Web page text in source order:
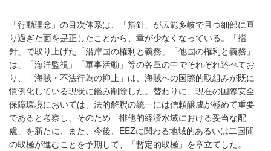
「行動理念」の目次体系は、「指針」が広範多岐で且つ細部に亘
り過ぎた面を是正したことから、章が少なくなっている。「指
針」で取り上げた「沿岸国の権利と義務」「他国の権利と義務」
は、「海洋監視」「軍事活動」等の各章の中でそれぞれ述べてお
り、「海賊・不法行為の抑止」は、海賊への国際的取組みが既に
慣例化している現状に鑑み削除した。替わりに、現在の国際安全
保障環境においては、法的解釈の統一には信頼醸成が極めて重要
であると考察し、そのため「排他的経済水域における妥当な配
慮」を新たに、また、今後、EEZに関わる地域的あるいは二国間
の取極が進むことを予期して、「暫定的取極」を章立てした。